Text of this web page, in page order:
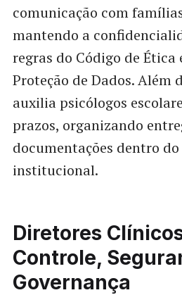
comunicação com
mantendo a
regras do Código de Ética
Proteção de Dados. Além
auxilia psicólogos
prazos, organizando
documentações dentro
institucional.
Diretores
Controle,
Governança